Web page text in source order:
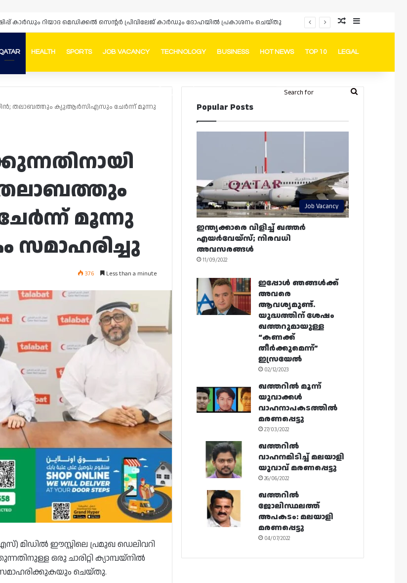
കാർഡും റിയാദ മെഡിക്കൽ സെന്റർ പ്രിവിലേജ് കാർഡും ദോഹയിൽ പ്രകാശനം ചെയ്തു Random Article
Sidebar
HEALTH SPORTS JOB VACANCY TECHNOLOGY BUSINESS HOT NEWS TOP 10 LEGAL
FacebookInstagram
Telegram
Whatsapp Random Article
Switch skin
Search
തലാബത്തും ക്യുആർസിഎസും ചേർന്ന് മൂന്നു
തലാബത്തും
മൂന്നു
സമാഹരിച്ചു
376 Less than a minute
ഈസ്റ്റിലെ പ്രമുഖ ഡെലിവറി
ഒരു ചാരിറ്റി ക്യാമ്പയ്‌നിൽ
സമാഹരിക്കുകയും ചെയ്‌തു.
Popular Posts
Job Vacancy
ഇന്ത്യക്കാരെ വിളിച്ച് ഖത്തർ
എയർവേയ്‌സ്; നിരവധി
അവസരങ്ങൾ
11/09/2022
ഇപ്പോൾ ഞങ്ങൾക്ക്
അവരെ
ആവശ്യമുണ്ട്.
യുദ്ധത്തിന് ശേഷം
ഖത്തറുമായുള്ള
“കണക്ക്
തീർക്കുമെന്ന്”
ഇസ്രയേൽ
02/12/2023
ഖത്തറിൽ മൂന്ന്
യുവാക്കൾ
വാഹനാപകടത്തിൽ
മരണപ്പെട്ടു
27/03/2022
ഖത്തറിൽ
വാഹനമിടിച്ച് മലയാളി
യുവാവ് മരണപ്പെട്ടു
26/06/2022
ഖത്തറിൽ
ജോലിസ്ഥലത്ത്
അപകടം: മലയാളി
മരണപ്പെട്ടു
04/07/2022